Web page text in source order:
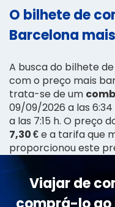
O bilhete de
Barcelona
A busca do bilhete
com o preço mais
trata-se de um
09/09/2026 a las
a las 7:15 h. O preço
7,30 €e a tarifa que
proporcionou este
Viajar de